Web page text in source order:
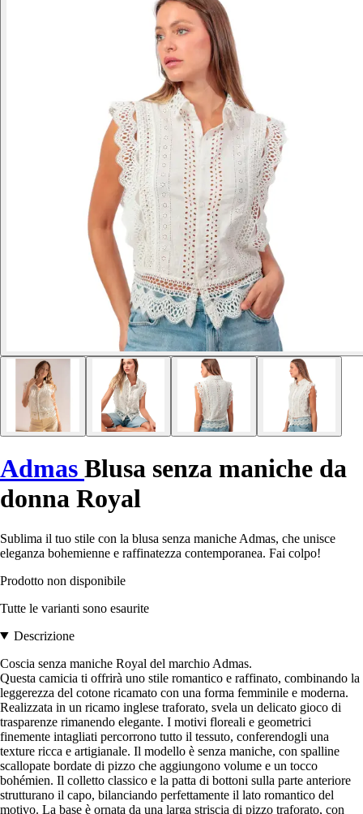
Admas Blusa senza maniche da
donna Royal
Sublima il tuo stile con la blusa senza maniche Admas, che unisce
eleganza bohemienne e raffinatezza contemporanea. Fai colpo!
Prodotto non disponibile
Tutte le varianti sono esaurite
Descrizione
Coscia senza maniche Royal del marchio Admas.
Questa camicia ti offrirà uno stile romantico e raffinato, combinando la
leggerezza del cotone ricamato con una forma femminile e moderna.
Realizzata in un ricamo inglese traforato, svela un delicato gioco di
trasparenze rimanendo elegante. I motivi floreali e geometrici
finemente intagliati percorrono tutto il tessuto, conferendogli una
texture ricca e artigianale. Il modello è senza maniche, con spalline
scallopate bordate di pizzo che aggiungono volume e un tocco
bohémien. Il colletto classico e la patta di bottoni sulla parte anteriore
strutturano il capo, bilanciando perfettamente il lato romantico del
motivo. La base è ornata da una larga striscia di pizzo traforato, con